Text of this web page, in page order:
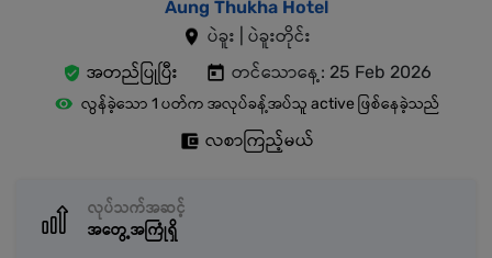
Aung Thukha Hotel
ပဲခူး | ပဲခူးတိုင်း
အတည်ပြုပြီး
တင်သောနေ့: 25 Feb 2026
လွန်ခဲ့သော 1 ပတ်က အလုပ်ခန့်အပ်သူ active ဖြစ်နေခဲ့သည်
လစာကြည့်မယ်
လုပ်သက်အဆင့်
အတွေ့အကြုံရှိ